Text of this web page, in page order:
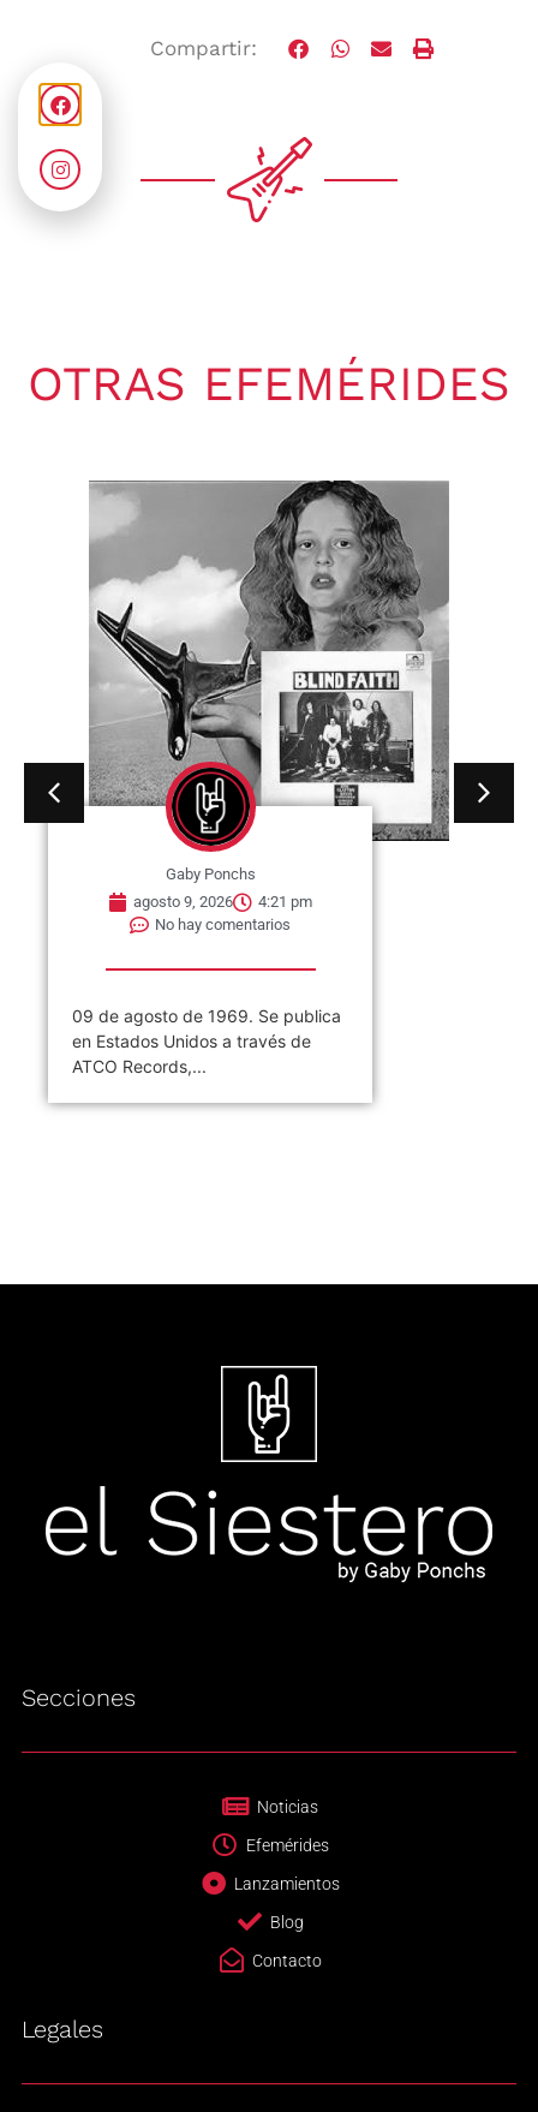
Compartir:
OTRAS EFEMÉRIDES
Gaby Ponchs
agosto 9, 2026
4:21 pm
No hay comentarios
09 de agosto de 1969. Se publica
en Estados Unidos a través de
ATCO Records,...
Secciones
Noticias
Efemérides
Lanzamientos
Blog
Contacto
Legales